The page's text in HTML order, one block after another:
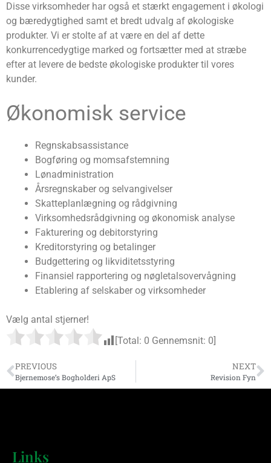
Disse virksomheder har også et stærkt engagement i økologi
og bæredygtighed samt et bredt udvalg af økologiske
produkter. Vi er stolte af at være en del af dette
konkurrencedygtige marked og fortsætter med at stræbe
efter at levere de bedste økologiske produkter til vores
kunder.
Økonomisk service
Regnskabsassistance
Bogføring og momsafstemning
Lønadministration
Årsregnskaber og selvangivelser
Skatteplanlægning og rådgivning
Virksomhedsrådgivning og økonomisk analyse
Fakturering og debitorstyring
Kreditorstyring og betalinger
Budgettering og likviditetsstyring
Finansiel rapportering og nøgletalsovervågning
Etablering af selskaber og virksomheder
Vælg antal stjerner!
[Total: 0 Gennemsnit: 0
PREVIOUS
Bjernemose’s Bogholderi ApS
NEXT
Revision Fyn
Links